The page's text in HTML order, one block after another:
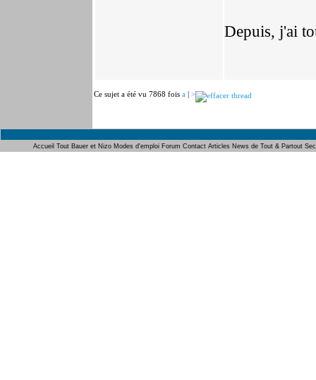
Depuis, j'ai
Ce sujet a été vu 7868 fois a | >
Accueil Tout Bauer et Nizo Modes d'emploi Forum Contact Articles News de Tout & Partout